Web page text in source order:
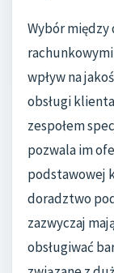
Wybór między
wpływ na
obsługi
zespołem
pozwala im
podstawowej
doradztwo
zazwyczaj
obsługiwać